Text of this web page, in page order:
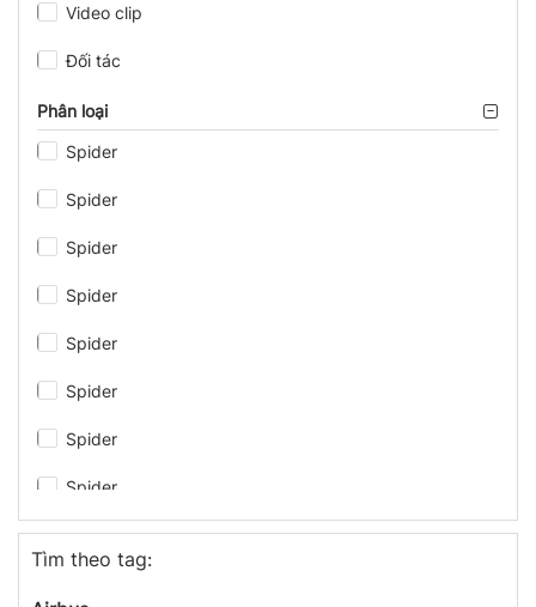
Video clip
Đối tác
Phân loại
Spider
Spider
Spider
Spider
Spider
Spider
Spider
Spider
congthuong.vn
Tìm theo tag: